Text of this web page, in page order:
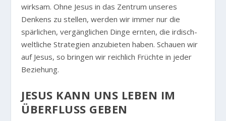
wirksam. Ohne Jesus in das Zentrum unseres
Denkens zu stellen, werden wir immer nur die
spärlichen, vergänglichen Dinge ernten, die irdisch-
weltliche Strategien anzubieten haben. Schauen wir
auf Jesus, so bringen wir reichlich Früchte in jeder
Beziehung.
JESUS KANN UNS LEBEN IM
ÜBERFLUSS GEBEN